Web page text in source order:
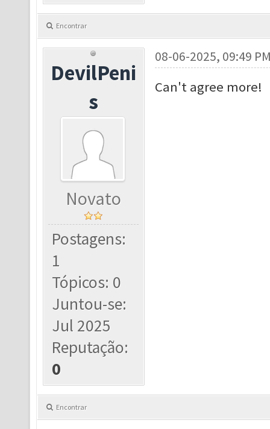
Encontrar
DevilPeni
s
Novato
Postagens:
1
Tópicos: 0
Juntou-se:
Jul 2025
Reputação:
0
08-06-2025, 09:49
Can't agree more!
Encontrar